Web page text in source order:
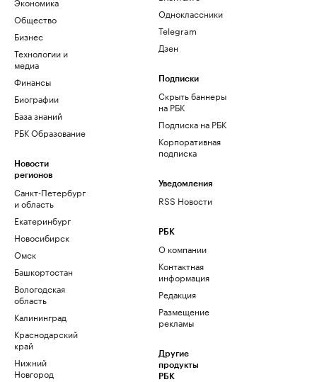
Общество
Бизнес
Технологии и
медиа
Финансы
Биографии
База знаний
РБК Образование
Новости
регионов
Санкт-Петербург
и область
Екатеринбург
Новосибирск
Омск
Башкортостан
Вологодская
область
Калининград
Краснодарский
край
Нижний
Новгород
Одноклассники
Telegram
Дзен
Подписки
Скрыть баннеры
на РБК
Подписка на РБК
Корпоративная
подписка
Уведомления
RSS Новости
РБК
О компании
Контактная
информация
Редакция
Размещение
рекламы
Другие
продукты
РБК